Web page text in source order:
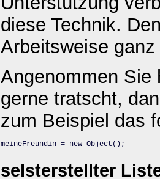
diese Technik.
Arbeitsweise
Angenommen Sie
gerne tratscht,
zum Beispiel das
meineFreundin = new Object();
selsterstellter